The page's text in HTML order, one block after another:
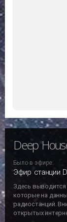
Deep
Было в эфире:
Эфир станции
Здесь
которые на
радиостанций.
открытых